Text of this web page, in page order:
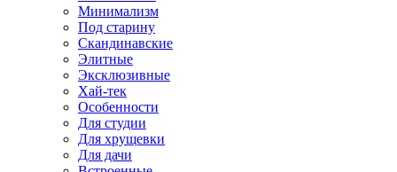
Минимализм
Под старину
Скандинавские
Элитные
Эксклюзивные
Хай-тек
Особенности
Для студии
Для хрущевки
Для дачи